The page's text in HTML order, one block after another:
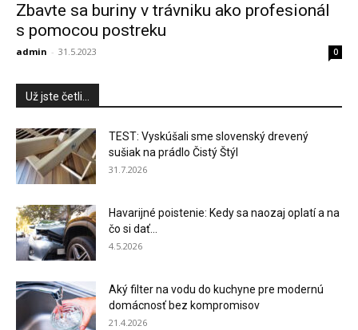
Zbavte sa buriny v trávniku ako profesionál
s pomocou postreku
admin - 31.5.2023 0
Už jste četli...
TEST: Vyskúšali sme slovenský drevený
sušiak na prádlo Čistý Štýl
31.7.2026
Havarijné poistenie: Kedy sa naozaj oplatí a na
čo si dať...
4.5.2026
Aký filter na vodu do kuchyne pre modernú
domácnosť bez kompromisov
21.4.2026